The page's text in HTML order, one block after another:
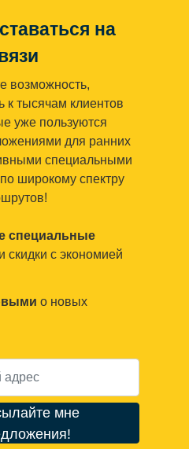
на
возможность,
к тысячам клиентов
уже пользуются
для ранних
специальными
широкому спектру
специальные
и скидки с экономией
о новых
мне